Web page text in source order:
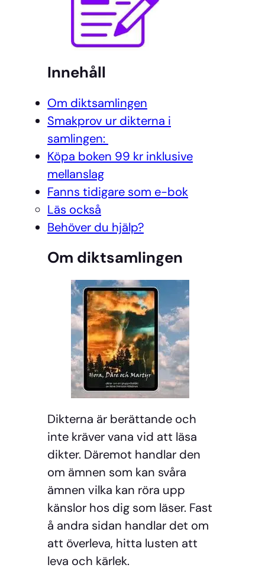
Innehåll
Om diktsamlingen
Smakprov ur dikterna i
samlingen:
Köpa boken 99 kr inklusive
mellanslag
Fanns tidigare som e-bok
Läs också
Behöver du hjälp?
Om diktsamlingen
Dikterna är berättande och
inte kräver vana vid att läsa
dikter. Däremot handlar den
om ämnen som kan svåra
ämnen vilka kan röra upp
känslor hos dig som läser. Fast
å andra sidan handlar det om
att överleva, hitta lusten att
leva och kärlek.